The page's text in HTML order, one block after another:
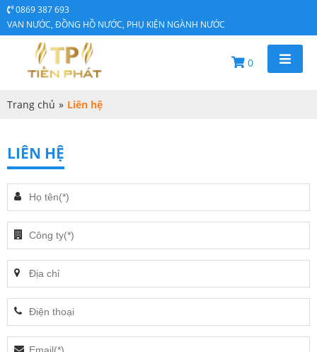
0869 387 693
VAN NƯỚC, ĐỒNG HỒ NƯỚC, PHỤ KIỆN NGÀNH NƯỚC
0
Trang chủ » Liên hệ
LIÊN HỆ